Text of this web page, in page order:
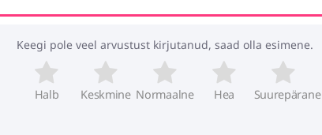
Keegi pole veel arvustust kirjutanud, saad olla esimene.
Halb Keskmine Normaalne Hea Suurepärane